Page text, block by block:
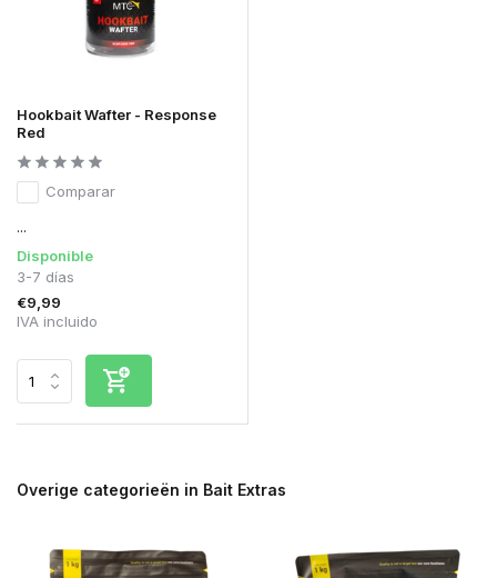
Hookbait Wafter - Response
Red
Comparar
...
Disponible
3-7 días
€9,99
IVA incluido
Overige categorieën in Bait Extras